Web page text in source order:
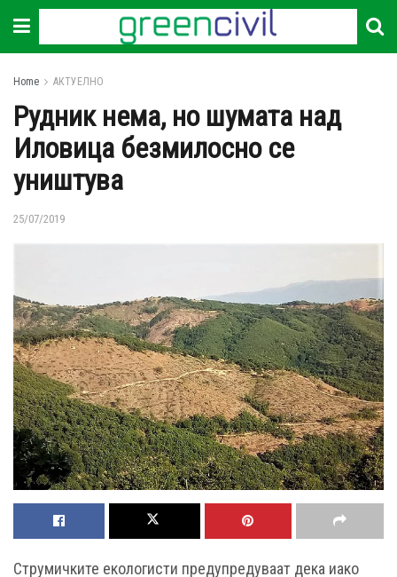
Home АКТУЕЛНО
Рудник нема, но шумата над
Иловица безмилосно се
уништува
25/07/2019
Струмичките екологисти предупредуваат дека иако